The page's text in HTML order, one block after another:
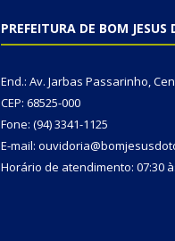
PREFEITURA DE BOM
End.: Av. Jarbas Passarinho,
CEP: 68525-000
Fone: (94) 3341-1125
E-mail:
Horário de atendimento: 07:30